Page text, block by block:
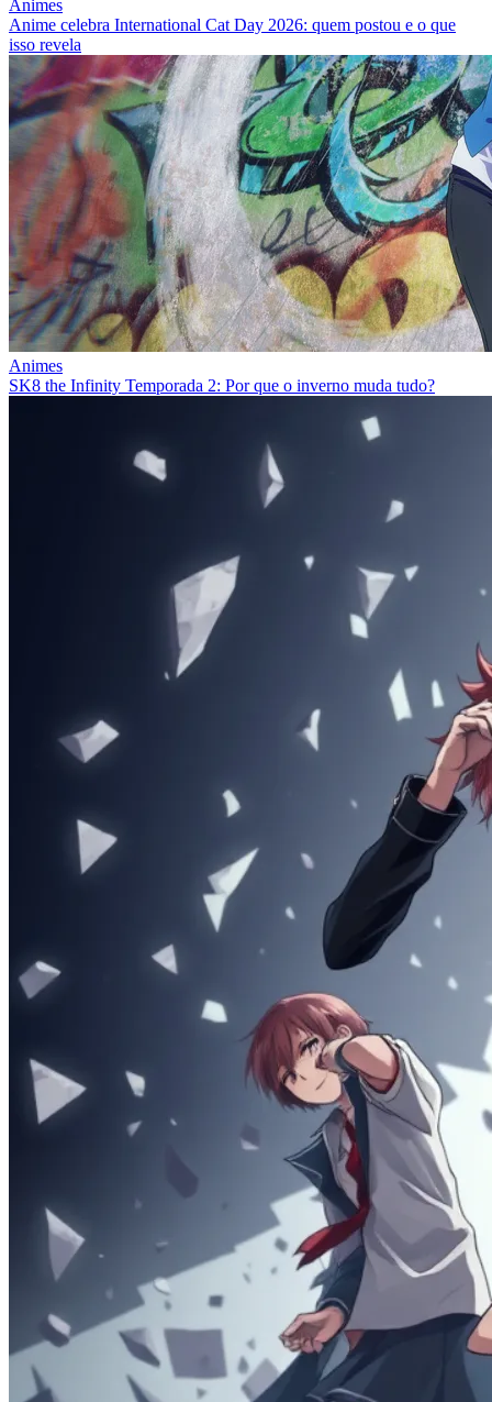
Animes
Anime celebra International Cat Day 2026: quem postou e o que
isso revela
Animes
SK8 the Infinity Temporada 2: Por que o inverno muda tudo?